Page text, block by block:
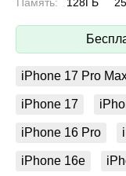
iPhone 17 Pro
iPhone 17
iPhone 16 Pro
iPhone 16e